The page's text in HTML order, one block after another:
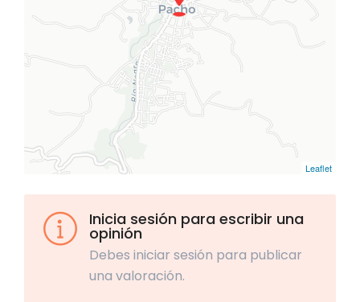
Leaflet
Inicia sesión para escribir una
opinión
Debes iniciar sesión para publicar
una valoración.